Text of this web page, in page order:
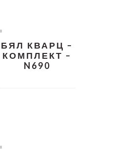
БЯЛ КВАРЦ –
КОМПЛЕКТ –
N690